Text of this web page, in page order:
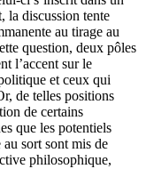
la discussion tente
au tirage au
question, deux pôles
l’accent sur le
et ceux qui
de telles positions
de certains
que les potentiels
sort sont mis de
philosophique,